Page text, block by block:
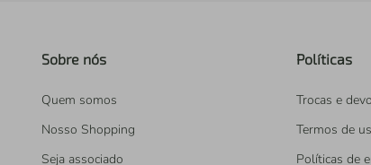
Sobre nós
Quem somos
Nosso Shopping
Seja associado
Políticas
Trocas e
Termos de
Políticas de